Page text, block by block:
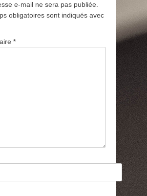
e-mail ne sera pas publiée.
obligatoires sont indiqués avec
*